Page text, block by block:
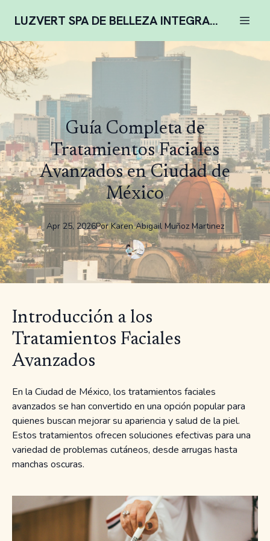
LUZVERT SPA DE BELLEZA INTEGRAL COMPLENTARIA
Guía Completa de
Tratamientos Faciales
Avanzados en Ciudad de
México
Apr 25, 2026Por Karen Abigail Muñoz Martinez
Introducción a los
Tratamientos Faciales
Avanzados
En la Ciudad de México, los tratamientos faciales
avanzados se han convertido en una opción popular para
quienes buscan mejorar su apariencia y salud de la piel.
Estos tratamientos ofrecen soluciones efectivas para una
variedad de problemas cutáneos, desde arrugas hasta
manchas oscuras.